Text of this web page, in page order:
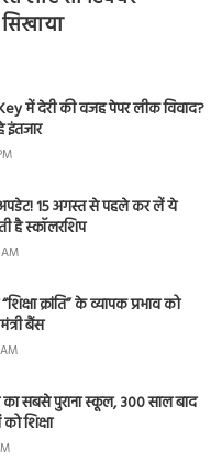
में देरी की वजह पेपर लीक विवाद?
इंतजार
अपडेट! 15 अगस्त से पहले कर लें ये
है स्कॉलरशिप
क्रांति” के व्यापक प्रभाव को
बैंस
सबसे पुराना स्कूल, 300 साल बाद
को शिक्षा